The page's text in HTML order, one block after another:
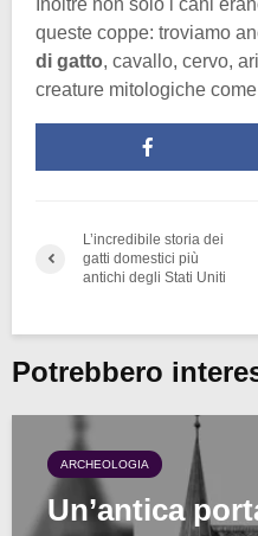
Inoltre non solo i cani
queste coppe: troviamo
di gatto, cavallo, cervo,
creature mitologiche
L’incredibile storia dei
gatti domestici più
antichi degli Stati Uniti
Potrebbero
ARCHEOLOGIA
Un’antica